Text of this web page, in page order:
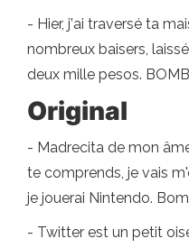
- Hier, j'ai traversé ta
nombreux baisers,
deux mille pesos.
Original
- Madrecita de mon
te comprends, je vais
je jouerai Nintendo.
- Twitter est un petit